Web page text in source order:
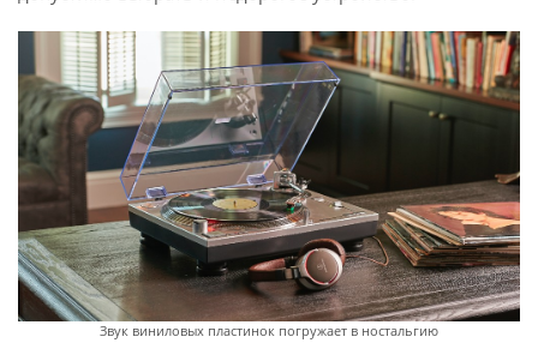
Звук виниловых пластинок погружает в ностальгию